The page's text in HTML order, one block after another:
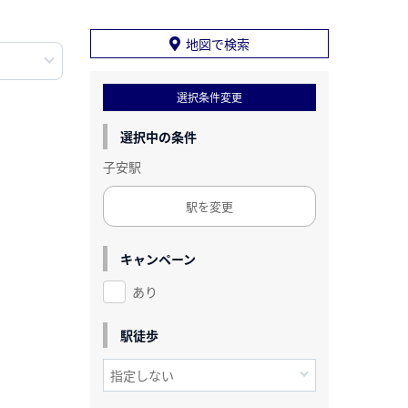
地図で検索
選択条件変更
選択中の条件
子安駅
駅を変更
キャンペーン
あり
駅徒歩